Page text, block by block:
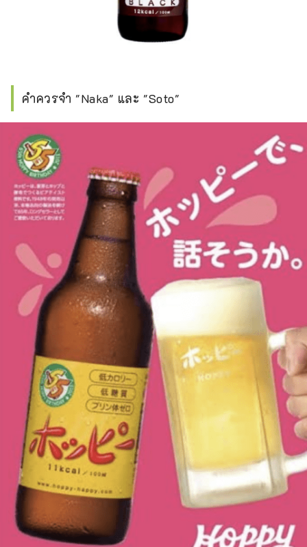
คำควรจำ "Naka" และ "Soto"